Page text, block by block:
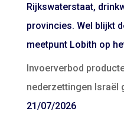
Rijkswaterstaat,
provincies. Wel blijkt
meetpunt Lobith op
Invoerverbod
nederzettingen Israël
21/07/2026